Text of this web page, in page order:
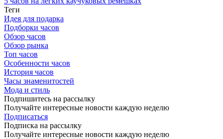
Теги
Идея для подарка
Подборки часов
Обзор часов
Обзор рынка
Топ часов
Особенности часов
История часов
Часы знаменитостей
Мода и стиль
Подпишитесь на рассылку
Получайте интересные новости каждую неделю
Подписаться
Подписка на рассылку
Получайте интересные новости каждую неделю